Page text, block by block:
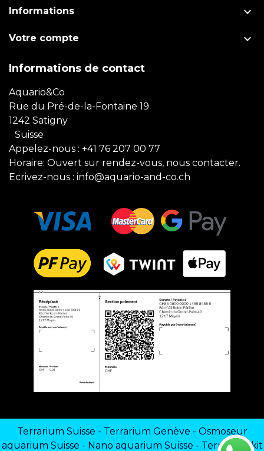
Informations 
Votre compte 
Informations de contact
Aquario&Co
Rue du Pré-de-la-Fontaine 19
1242 Satigny
Suisse
Appelez-nous : +41 76 207 00 77
Horaire: Ouvert sur rendez-vous, nous contacter.
Ecrivez-nous : info@aquario-and-co.ch
Terrarium Suisse - Terrarium Genève - Osmoseur
aquarium Suisse - Nano aquarium Suisse - Terrarium kit